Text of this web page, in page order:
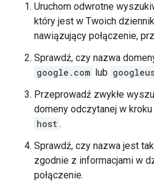
Uruchom odwrotne
który jest w Twoich
nawiązujący połączenie,
Sprawdź, czy nazwa
google.com lub
Przeprowadź zwykłe
domeny odczytanej w
host .
Sprawdź, czy nazwa jest
zgodnie z informacjami w
połączenie.